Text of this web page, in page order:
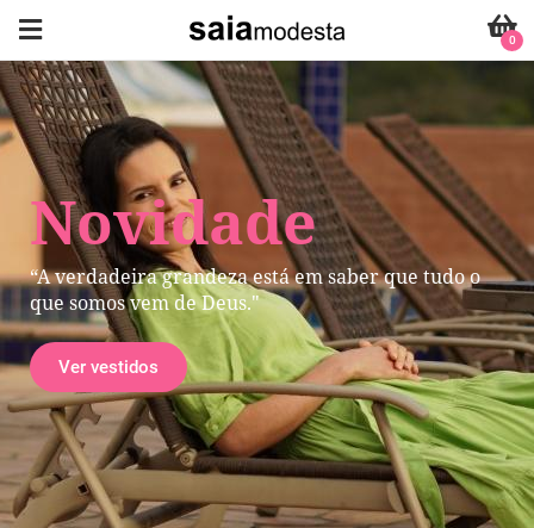
Novidade
“A verdadeira grandeza está em saber que tudo o
que somos vem de Deus."
Ver vestidos
0